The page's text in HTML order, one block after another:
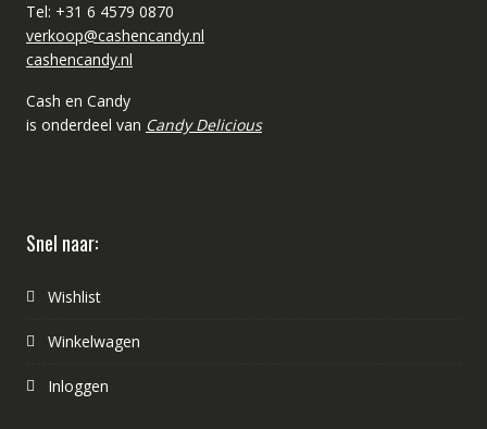
Tel: +31 6 4579 0870
verkoop@cashencandy.nl
cashencandy.nl
Cash en Candy
is onderdeel van Candy Delicious
Snel naar:
Wishlist
Winkelwagen
Inloggen